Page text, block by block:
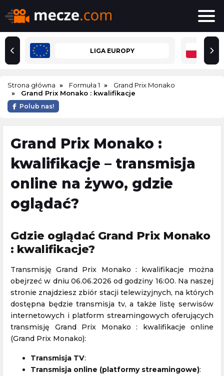
LIGA EUROPY
Strona główna Formuła 1
Grand Prix Monako
Grand Prix Monako : kwalifikacje
Polub nas!
Grand Prix Monako :
kwalifikacje – transmisja
online na żywo, gdzie
oglądać?
Gdzie oglądać Grand Prix Monako
: kwalifikacje?
Transmisję Grand Prix Monako : kwalifikacje można
obejrzeć w dniu 06.06.2026 od godziny 16:00. Na naszej
stronie znajdziesz zbiór stacji telewizyjnych, na których
dostępna będzie transmisja tv, a także listę serwisów
internetowych i platform streamingowych oferujących
transmisję Grand Prix Monako : kwalifikacje online
(Grand Prix Monako):
Transmisja TV:
Transmisja online (platformy streamingowe):